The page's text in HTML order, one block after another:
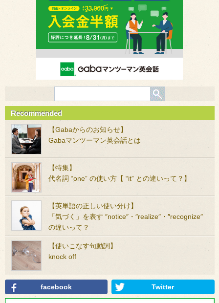
Recommended
【Gabaからのお知らせ】
Gabaマンツーマン英会話とは
【特集】
代名詞 “one” の使い方【 “it” との違いって？】
【英単語の正しい使い分け】
「気づく」を表す ″notice″・″realize″・″recognize″
の違いって？
【使いこなす句動詞】
knock off
facebook Twitter